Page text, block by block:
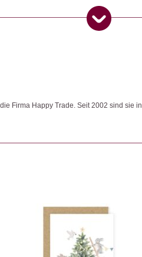
Firma Happy Trade. Seit 2002 sind sie in